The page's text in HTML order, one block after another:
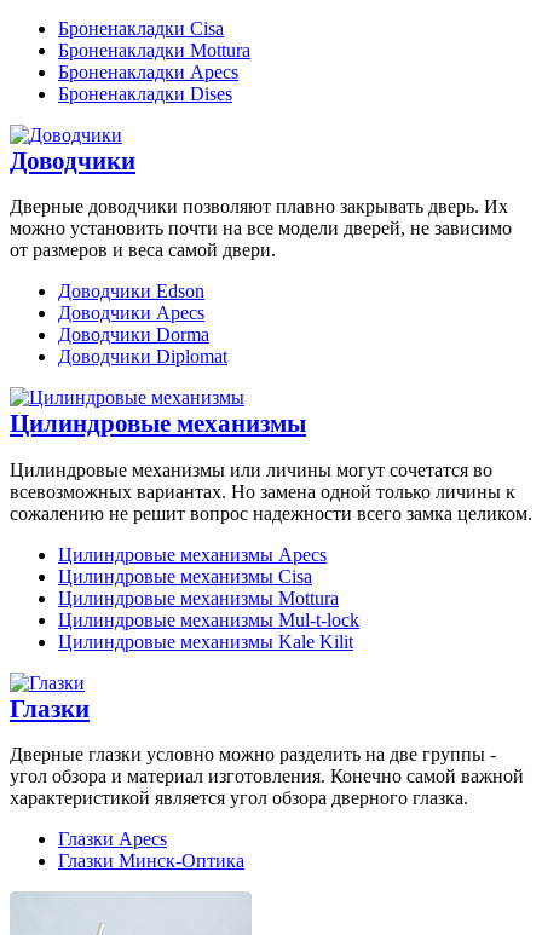
Броненакладки Cisa
Броненакладки Mottura
Броненакладки Apecs
Броненакладки Dises
Доводчики
Дверные доводчики позволяют плавно закрывать дверь. Их
можно установить почти на все модели дверей, не зависимо
от размеров и веса самой двери.
Доводчики Edson
Доводчики Apecs
Доводчики Dorma
Доводчики Diplomat
Цилиндровые механизмы
Цилиндровые механизмы или личины могут сочетатся во
всевозможных вариантах. Но замена одной только личины к
сожалению не решит вопрос надежности всего замка целиком.
Цилиндровые механизмы Apecs
Цилиндровые механизмы Cisa
Цилиндровые механизмы Mottura
Цилиндровые механизмы Mul-t-lock
Цилиндровые механизмы Kale Kilit
Глазки
Дверные глазки условно можно разделить на две группы -
угол обзора и материал изготовления. Конечно самой важной
характеристикой является угол обзора дверного глазка.
Глазки Apecs
Глазки Минск-Оптика